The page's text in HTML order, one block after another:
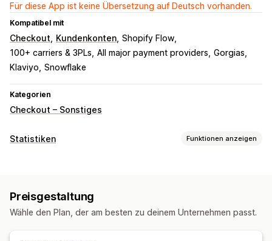
Für diese App ist keine Übersetzung auf Deutsch vorhanden.
Kompatibel mit
Checkout Kundenkonten Shopify Flow
100+ carriers & 3PLs All major payment providers Gorgias
Klaviyo Snowflake
Kategorien
Checkout – Sonstiges
Statistiken Funktionen anzeigen
Segmentierung
Besucher-IP
Treueanalyse
Kohortenanalyse
Preisgestaltung
Wähle den Plan, der am besten zu deinem Unternehmen passt.